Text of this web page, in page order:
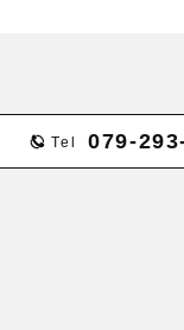
Tel 079-